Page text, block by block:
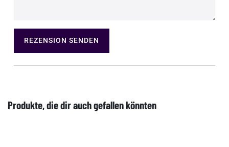
REZENSION SENDEN
Produkte, die dir auch gefallen könnten